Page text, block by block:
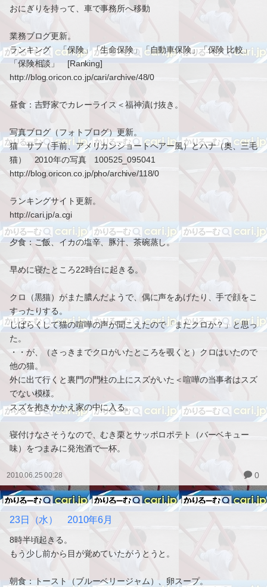
おにぎりを持って、車で事務所へ移動
業務ブログ更新。
ランキング 「保険」「生命保険」「自動車保険」「保険 比較」
「保険相談」 [Ranking]
http://blog.oricon.co.jp/cari/archive/48/0
昼食：吉野家でカレーライス＜福神漬け抜き。
写真ブログ（フォトブログ）更新。
猫 サブ（手前、アメリカンショートヘアー風）とハナ（奥、三毛
猫） 2010年の写真 100525_095041
http://blog.oricon.co.jp/pho/archive/118/0
ランキングサイト更新。
http://cari.jp/a.cgi
夕食：ご飯、イカの塩辛、豚汁、茶碗蒸し。
早めに寝たところ22時台に起きる。
クロ（黒猫）がまた膿んだようで、偶に声をあげたり、手で顔をこ
すったりする。
しばらくして猫の喧嘩の声が聞こえたので「またクロか？」と思っ
た。
・・が、（さっきまでクロがいたところを覗くと）クロはいたので
他の猫。
外に出て行くと裏門の門柱の上にスズがいた＜喧嘩の当事者はスズ
でない模様。
スズを抱きかかえ家の中に入る。
寝付けなさそうなので、むき栗とサッポロポテト（バーベキュー
味）をつまみに発泡酒で一杯。
2010.06.25 00:28 0
23日（水） 2010年6月
8時半頃起きる。
もう少し前から目が覚めていたがうとうと。
朝食：トースト（ブルーベリージャム）、卵スープ。